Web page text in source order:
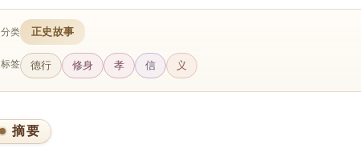
分类 正史故事
标签 德行 修身 孝 信 义
摘要